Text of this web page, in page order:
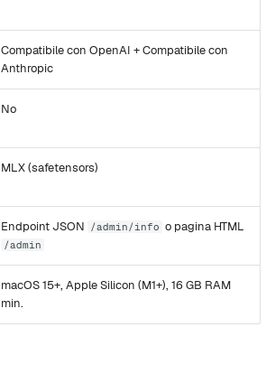
Compatibile con OpenAI + Compatibile con
Anthropic
No
MLX (safetensors)
Endpoint JSON /admin/info o pagina HTML
/admin
macOS 15+, Apple Silicon (M1+), 16 GB RAM
min.